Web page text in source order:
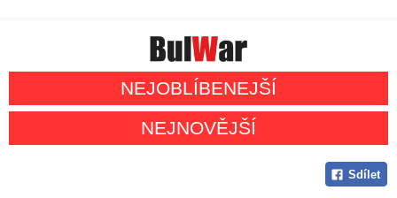
NEJOBLÍBENEJŠÍ
NEJNOVĚJŠÍ
Sdílet